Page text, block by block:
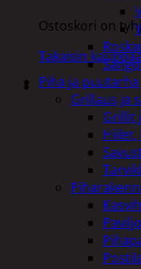
Ostoskori on
Takaisin
Piha ja puutarha
Grillaus ja
Grillit